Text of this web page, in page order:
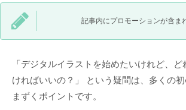
記事内にプロモーションが含ま
「デジタルイラストを始めたいけれど、
ければいいの？」 という疑問は、多くの
まずくポイントです。